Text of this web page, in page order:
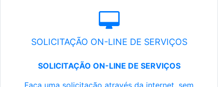
SOLICITAÇÃO ON-LINE DE SERVIÇOS
SOLICITAÇÃO ON-LINE DE SERVIÇOS